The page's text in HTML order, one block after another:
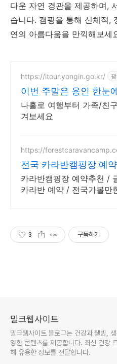
다운 자연 경관을 제공하며,
습니다. 캠핑을 통해 신체적,
연의 아름다움을 만끽해보세
https://itour.yongin.go.kr/
이번 주말은 용인 한눈
나홀로 여행부터 가족/친
겨보세요
https://
전국 카라반캠핑장 예
카라반캠핑장 예약추천 /
카라반 예약 / 전국가볼만
3 구독하기
밀크웹사이트
밀크웹사이트 블로그는 건강과 웰빙,
양한 콘텐츠를 제공합니다. 최신 건강
해 유용한 정보를 전달합니다.